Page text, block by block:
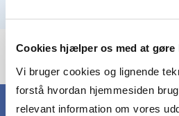
Cookies hjælper os med at gøre
Vi bruger cookies og lignende
forstå hvordan hjemmesiden
relevant information om vores